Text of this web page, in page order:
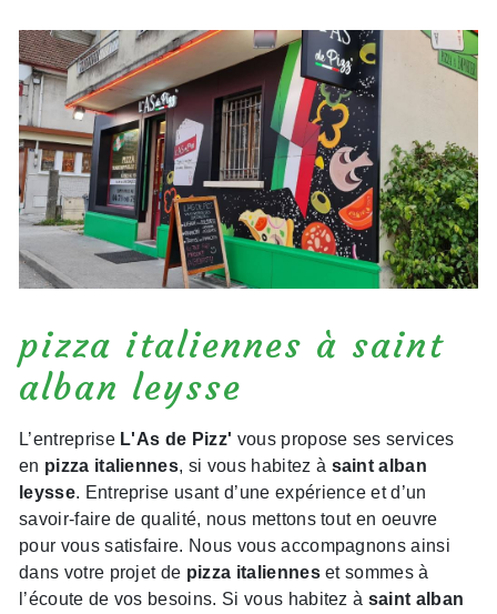
pizza italiennes à saint
alban leysse
L’entreprise L'As de Pizz' vous propose ses services
en pizza italiennes, si vous habitez à saint alban
leysse. Entreprise usant d’une expérience et d’un
savoir-faire de qualité, nous mettons tout en oeuvre
pour vous satisfaire. Nous vous accompagnons ainsi
dans votre projet de pizza italienneset sommes à
l’écoute de vos besoins. Si vous habitez à saint alban